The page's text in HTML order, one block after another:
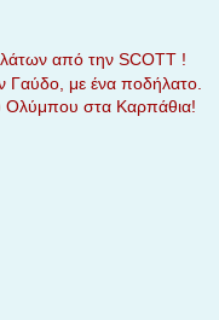
από την SCOTT !
Γαύδο, με ένα ποδήλατο.
Ολύμπου στα Καρπάθια!